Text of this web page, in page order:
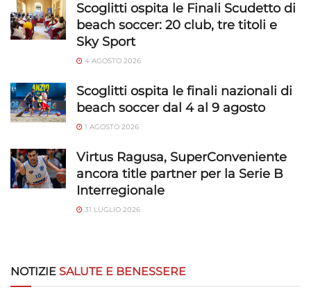
Scoglitti ospita le Finali Scudetto di
beach soccer: 20 club, tre titoli e
Sky Sport
4 AGOSTO 2026
Scoglitti ospita le finali nazionali di
beach soccer dal 4 al 9 agosto
1 AGOSTO 2026
Virtus Ragusa, SuperConveniente
ancora title partner per la Serie B
Interregionale
31 LUGLIO 2026
NOTIZIE SALUTE E BENESSERE